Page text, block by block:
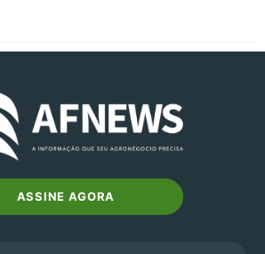
ASSINE AGORA